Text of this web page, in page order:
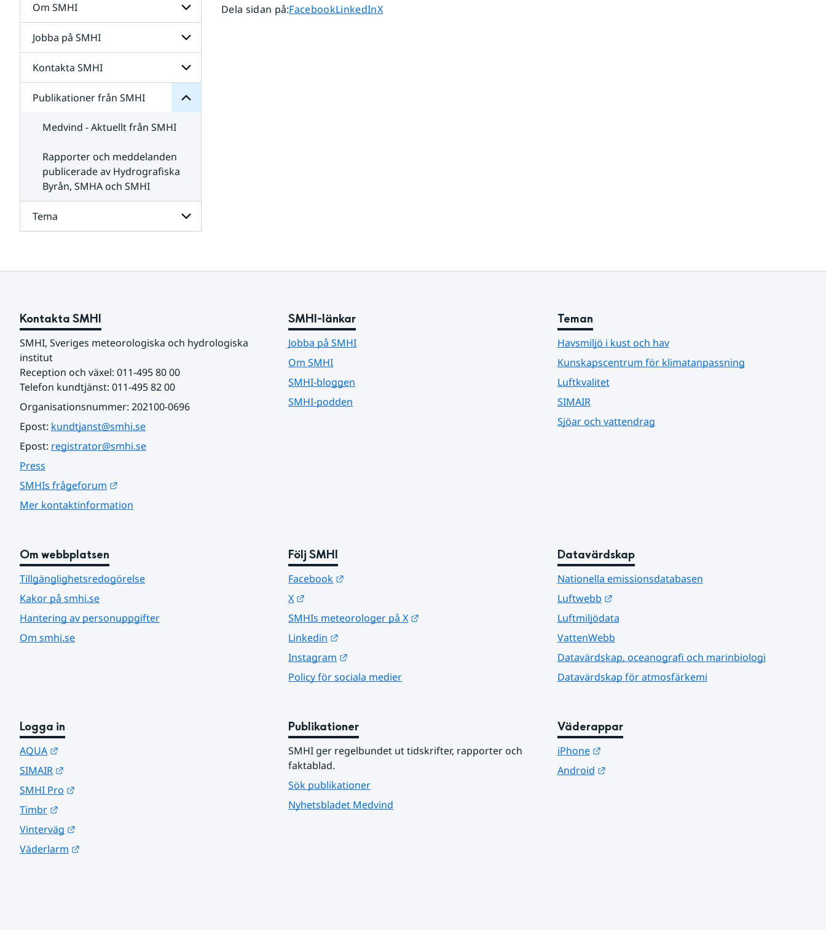
Om SMHI
Undersidor
för
Om
SMHI
Jobba på SMHI
Undersidor
för
Jobba
på
Kontakta SMHI
Undersidor
Kontakta
SMHI
Publikationer från SMHI
Undersidor
för
Publikationer
från
SMHI
Medvind - Aktuellt från SMHI
Rapporter och meddelanden
publicerade av Hydrografiska
Byrån, SMHA och SMHI
Tema
Tema
Dela sidan på:Dela sidan på
FacebookDela sidan på
LinkedInDela sidan på
X
Kontakta SMHI
SMHI, Sveriges meteorologiska och hydrologiska
institut
Reception och växel: 011-495 80 00
Telefon kundtjänst: 011-495 82 00
Organisationsnummer: 202100-0696
Epost: kundtjanst@smhi.se
Epost: registrator@smhi.se
Press
SMHIs frågeforum
Mer kontaktinformation
SMHI-länkar
Jobba på SMHI
Om SMHI
SMHI-bloggen
SMHI-podden
Teman
Havsmiljö i kust och hav
Kunskapscentrum för klimatanpassning
Luftkvalitet
SIMAIR
Sjöar och vattendrag
Om webbplatsen
Tillgänglighetsredogörelse
Kakor på smhi.se
Hantering av personuppgifter
Om smhi.se
Följ SMHI
Facebook
X
SMHIs meteorologer på X
Linkedin
Instagram
Policy för sociala medier
Datavärdskap
Nationella emissionsdatabasen
Luftwebb
Länk till annan webbplats.
Luftmiljödata
VattenWebb
Datavärdskap, oceanografi och marinbiologi
Datavärdskap för atmosfärkemi
Logga in
AQUA
SIMAIR
SMHI Pro
Timbr
Vinterväg
Väderlarm
Publikationer
SMHI ger regelbundet ut tidskrifter, rapporter och
faktablad.
Sök publikationer
Nyhetsbladet Medvind
Väderappar
iPhone
Länk till annan webbplats.
Android
Länk till annan webbplats.